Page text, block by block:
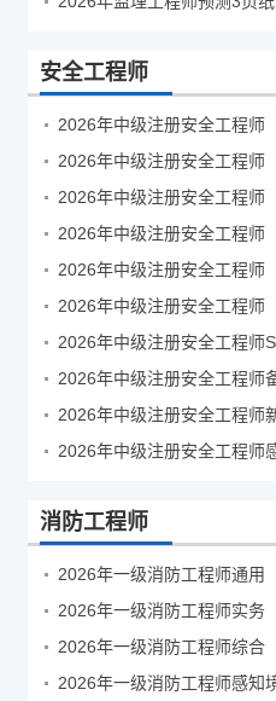
安全工程师
2026年中级注册安全工程师
2026年中级注册安全工程师
2026年中级注册安全工程师
2026年中级注册安全工程师
消防工程师
2026年一级消防工程师通用
2026年一级消防工程师实务
2026年一级消防工程师综合
2026年一级消防工程师感知